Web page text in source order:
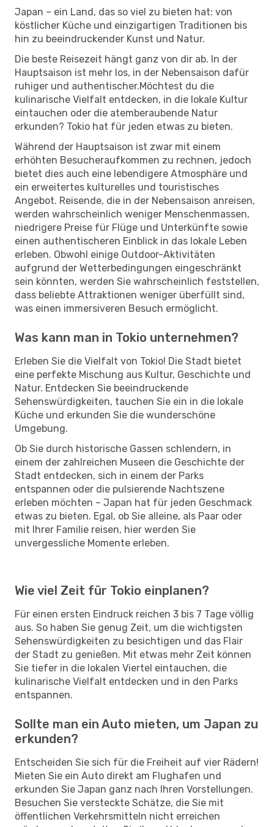
Japan – ein Land, das so viel zu bieten hat: von
köstlicher Küche und einzigartigen Traditionen bis
hin zu beeindruckender Kunst und Natur.
Die beste Reisezeit hängt ganz von dir ab. In der
Hauptsaison ist mehr los, in der Nebensaison dafür
ruhiger und authentischer.Möchtest du die
kulinarische Vielfalt entdecken, in die lokale Kultur
eintauchen oder die atemberaubende Natur
erkunden? Tokio hat für jeden etwas zu bieten.
Während der Hauptsaison ist zwar mit einem
erhöhten Besucheraufkommen zu rechnen, jedoch
bietet dies auch eine lebendigere Atmosphäre und
ein erweitertes kulturelles und touristisches
Angebot. Reisende, die in der Nebensaison anreisen,
werden wahrscheinlich weniger Menschenmassen,
niedrigere Preise für Flüge und Unterkünfte sowie
einen authentischeren Einblick in das lokale Leben
erleben. Obwohl einige Outdoor-Aktivitäten
aufgrund der Wetterbedingungen eingeschränkt
sein könnten, werden Sie wahrscheinlich feststellen,
dass beliebte Attraktionen weniger überfüllt sind,
was einen immersiveren Besuch ermöglicht.
Was kann man in Tokio unternehmen?
Erleben Sie die Vielfalt von Tokio! Die Stadt bietet
eine perfekte Mischung aus Kultur, Geschichte und
Natur. Entdecken Sie beeindruckende
Sehenswürdigkeiten, tauchen Sie ein in die lokale
Küche und erkunden Sie die wunderschöne
Umgebung.
Ob Sie durch historische Gassen schlendern, in
einem der zahlreichen Museen die Geschichte der
Stadt entdecken, sich in einem der Parks
entspannen oder die pulsierende Nachtszene
erleben möchten – Japan hat für jeden Geschmack
etwas zu bieten. Egal, ob Sie alleine, als Paar oder
mit Ihrer Familie reisen, hier werden Sie
unvergessliche Momente erleben.
Wie viel Zeit für Tokio einplanen?
Für einen ersten Eindruck reichen 3 bis 7 Tage völlig
aus. So haben Sie genug Zeit, um die wichtigsten
Sehenswürdigkeiten zu besichtigen und das Flair
der Stadt zu genießen. Mit etwas mehr Zeit können
Sie tiefer in die lokalen Viertel eintauchen, die
kulinarische Vielfalt entdecken und in den Parks
entspannen.
Sollte man ein Auto mieten, um Japan zu
erkunden?
Entscheiden Sie sich für die Freiheit auf vier Rädern!
Mieten Sie ein Auto direkt am Flughafen und
erkunden Sie Japan ganz nach Ihren Vorstellungen.
Besuchen Sie versteckte Schätze, die Sie mit
öffentlichen Verkehrsmitteln nicht erreichen